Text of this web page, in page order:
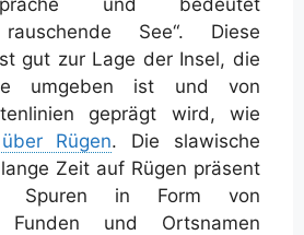
rauschende See“. Diese
gut zur Lage der Insel, die
umgeben ist und von
geprägt wird, wie
Rügen. Die slawische
Zeit auf Rügen präsent
Spuren in Form von
Funden und Ortsnamen